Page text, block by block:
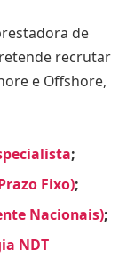
de
recrutar
e Offshore,
;
Fixo);
Nacionais);
NDT